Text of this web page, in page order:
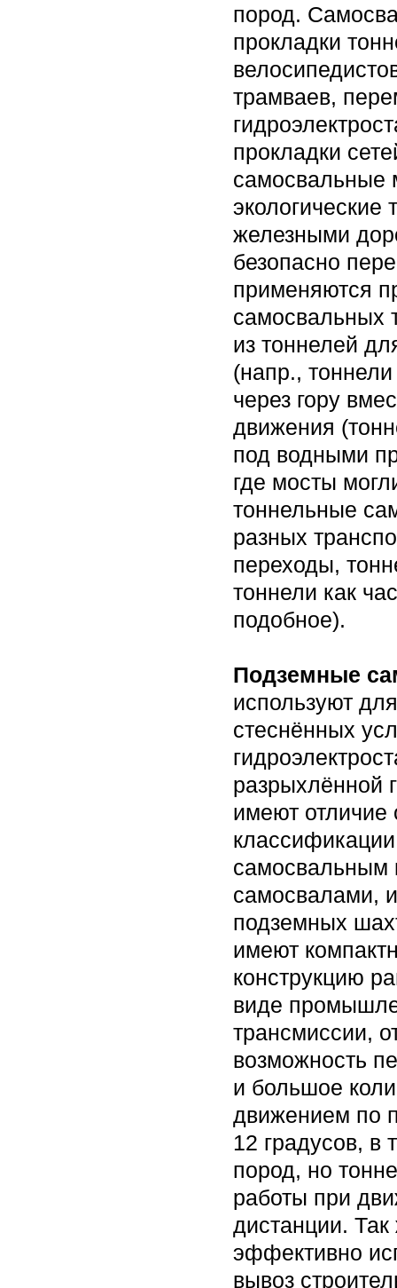
пород.
прокладки
трамваев,
прокладки
самосвальные
железными
безопасно
применяются
самосвальных
из тоннелей
(напр.,
через гору
движения
под водными
где мосты
тоннельные
разных
переходы,
тоннели как
подобное).
Подземные
используют
стеснённых
разрыхлённой
имеют
самосвальным
самосвалами,
подземных
имеют
конструкцию
виде
трансмиссии,
возможность
и большое
движением по
12 градусов, в
пород, но
работы при
дистанции.
эффективно
вывоз